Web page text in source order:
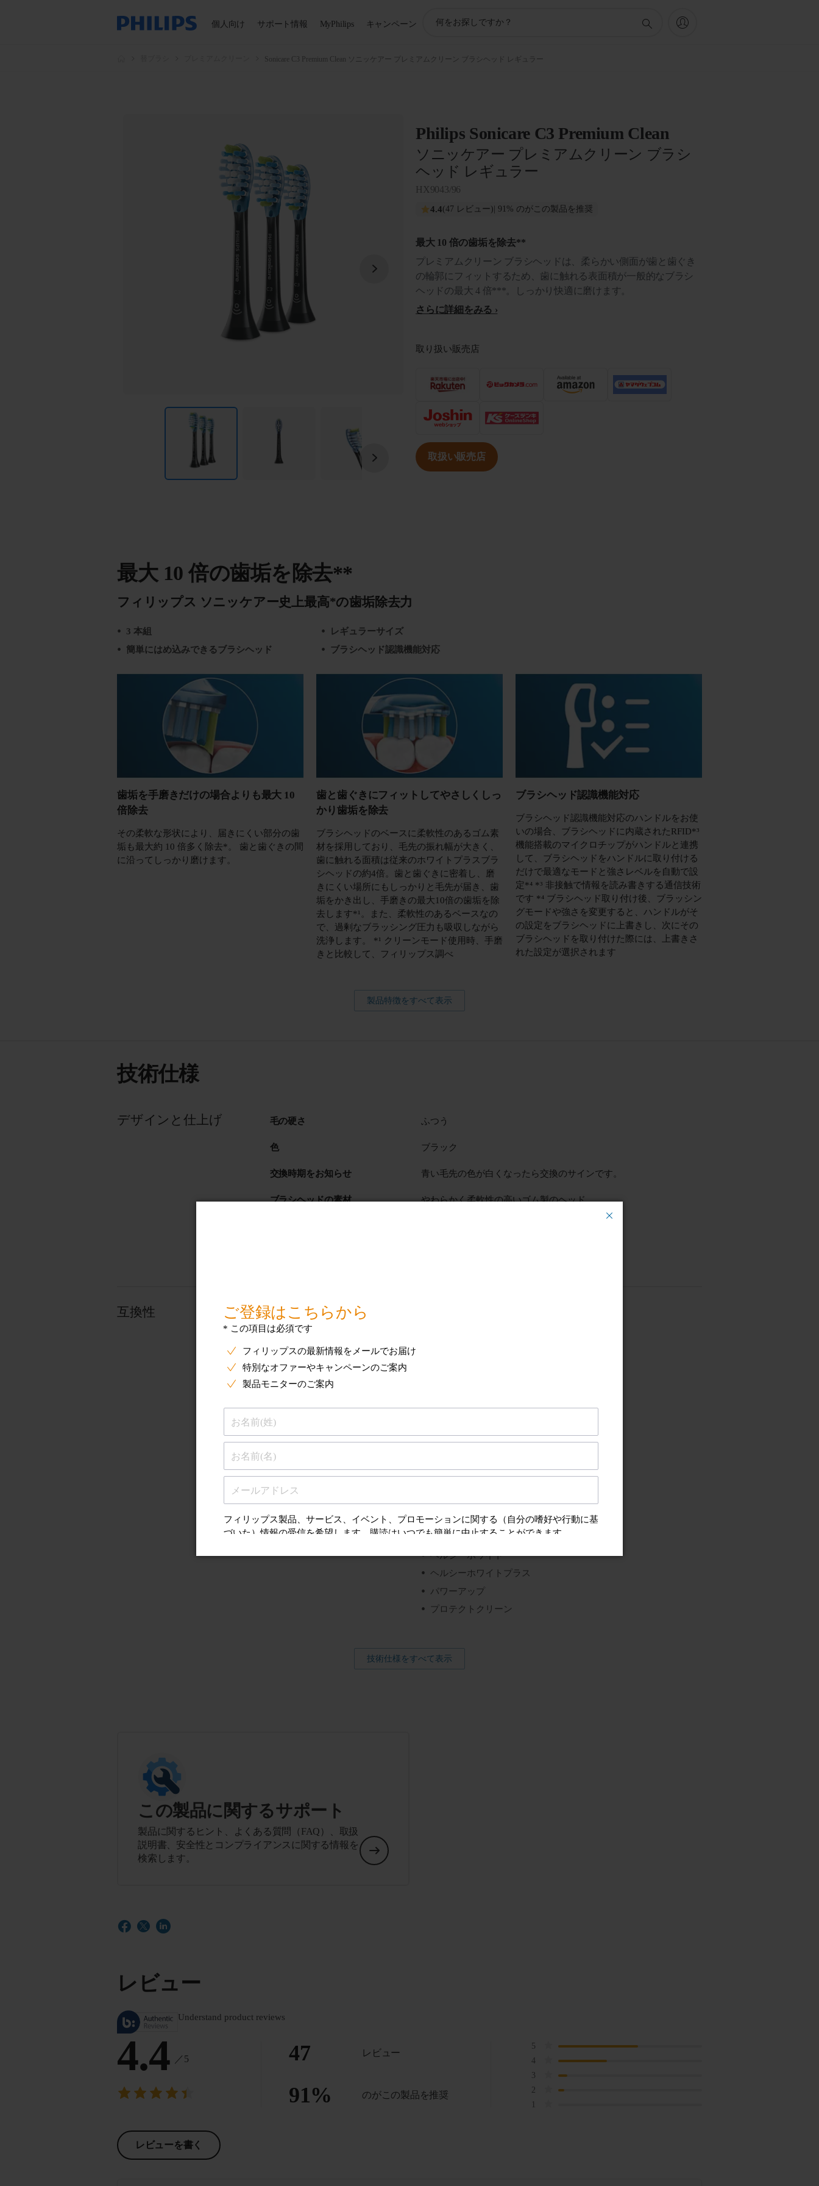
個人向け サポート情報 MyPhilips キャンペーン
索
Sonicare C3 Premium Clean ソニッケアー プレミアムクリーン ブラシヘッド レギュラー
Philips Sonicare C3 Premium Clean
ソニッケアー プレミアムクリーン ブラシ
ヘッド レギュラー
HX9043/96
4.4(47 レビュー) | 91% のがこの製品を推奨
最大 10 倍の歯垢を除去**
プレミアムクリーン ブラシヘッドは、柔らかい側面が歯と歯ぐき
の輪郭にフィットするため、歯に触れる表面積が一般的なブラシ
ヘッドの最大 4 倍***。しっかり快適に磨けます。
さらに詳細をみる
取り扱い販売店
取扱い販売店
最大 10 倍の歯垢を除去**
フィリップス ソニッケアー史上最高*の歯垢除去力
3 本組
レギュラーサイズ
簡単にはめ込みできるブラシヘッド
ブラシヘッド認識機能対応
歯垢を手磨きだけの場合よりも最大 10
倍除去
その柔軟な形状により、届きにくい部分の歯
垢も最大約 10 倍多く除去*。 歯と歯ぐきの間
に沿ってしっかり磨けます。
歯と歯ぐきにフィットしてやさしくしっ
かり歯垢を除去
ブラシヘッドのベースに柔軟性のあるゴム素
材を採用しており、毛先の振れ幅が大きく、
歯に触れる面積は従来のホワイトプラスブラ
シヘッドの約4倍。歯と歯ぐきに密着し、磨
きにくい場所にもしっかりと毛先が届き、歯
垢をかき出し、手磨きの最大10倍の歯垢を除
去します*¹。また、柔軟性のあるベースなの
で、過剰なブラッシング圧力も吸収しながら
洗浄します。 *¹ クリーンモード使用時、手磨
きと比較して、フィリップス調べ
ブラシヘッド認識機能対応
ブラシヘッド認識機能対応のハンドルをお使
いの場合、ブラシヘッドに内蔵されたRFID*³
機能搭載のマイクロチップがハンドルと連携
して、ブラシヘッドをハンドルに取り付ける
だけで最適なモードと強さレベルを自動で設
定*⁴ *³ 非接触で情報を読み書きする通信技術
です *⁴ ブラシヘッド取り付け後、ブラッシン
グモードや強さを変更すると、ハンドルがそ
の設定をブラシヘッドに上書きし、次にその
ブラシヘッドを取り付けた際には、上書きさ
れた設定が選択されます
製品特徴をすべて表示
技術仕様
デザインと仕上げ 毛の硬さ ふつう
色 ブラック
交換時期をお知らせ 青い毛先の色が白くなったら交換のサインです。
ブラシヘッドの素材 やわらかく柔軟性の高いゴム製のヘッド
互換性 ブラシヘッド装着方式
ダイヤモンドクリーン スマート
フレックスケアープラス
キッズ
ヘルシーホワイト
ヘルシーホワイトプラス
パワーアップ
プロテクトクリーン
技術仕様をすべて表示
この製品に関するサポート
製品に関するヒント、よくある質問（FAQ）、取扱
説明書、安全性とコンプライアンスに関する情報を
検索します。
レビュー
Understand product reviews
4.4 ／5
レビューを書く
47 レビュー
91% のがこの製品を推奨
5
4
3
2